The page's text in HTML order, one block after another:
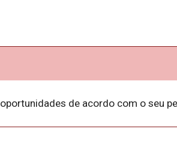
de acordo com o seu